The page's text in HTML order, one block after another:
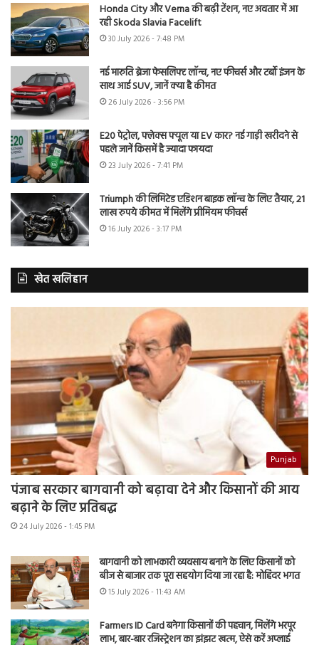
Honda City और Verna की बढ़ी टेंशन, नए अवतार में आ
रही Skoda Slavia Facelift
30 July 2026 - 7:48 PM
नई मारुति ब्रेजा फेसलिफ्ट लॉन्च, नए फीचर्स और टर्बो इंजन के
साथ आई SUV, जानें क्या है कीमत
26 July 2026 - 3:56 PM
E20 पेट्रोल, फ्लेक्स फ्यूल या EV कार? नई गाड़ी खरीदने से
पहले जानें किसमें है ज्यादा फायदा
23 July 2026 - 7:41 PM
Triumph की लिमिटेड एडिशन बाइक लॉन्च के लिए तैयार, 21
लाख रुपये कीमत में मिलेंगे प्रीमियम फीचर्स
16 July 2026 - 3:17 PM
खेत खलिहान
Punjab
पंजाब सरकार बागवानी को बढ़ावा देने और किसानों की आय
बढ़ाने के लिए प्रतिबद्ध
24 July 2026 - 1:45 PM
बागवानी को लाभकारी व्यवसाय बनाने के लिए किसानों को
बीज से बाजार तक पूरा सहयोग दिया जा रहा है: मोहिंदर भगत
15 July 2026 - 11:43 AM
Farmers ID Card बनेगा किसानों की पहचान, मिलेंगे भरपूर
लाभ, बार-बार रजिस्ट्रेशन का झंझट खत्म, ऐसे करें अप्लाई